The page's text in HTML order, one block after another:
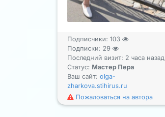
Подписчики: 103
Подписки: 29
Последний визит: 2 часа назад
Статус: Мастер Пера
Ваш сайт: olga-
zharkova.stihirus.ru
Пожаловаться на автора